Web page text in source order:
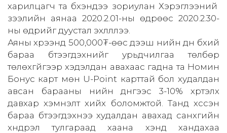
харилцагч та бүхэндээ зориулан Хэрэглээний
зээлийн аянаа 2020.2.01-ны өдрөөс 2020.2.30-
ны өдрийг дуустал эхлүүллээ.
Аяны хүрээнд 500,000₮-өөс дээш үнийн дүн бүхий
бараа бүтээгдэхүүнийг урьдчилгаа төлбөр
төлөхгүйгээр хэдэлдан авахаас гадна та Номин
Бонус карт мөн U-Point карттай бол худалдан
авсан барааны үнийн дүнгээс 3-10% хүртэлх
давхар хэмнэлт хийх боломжтой. Танд хүссэн
бараа бүтээгдэхүүнээ худалдан авахад санхүүгийн
хүндрэл тулгараад хаана хэнд хандахаа